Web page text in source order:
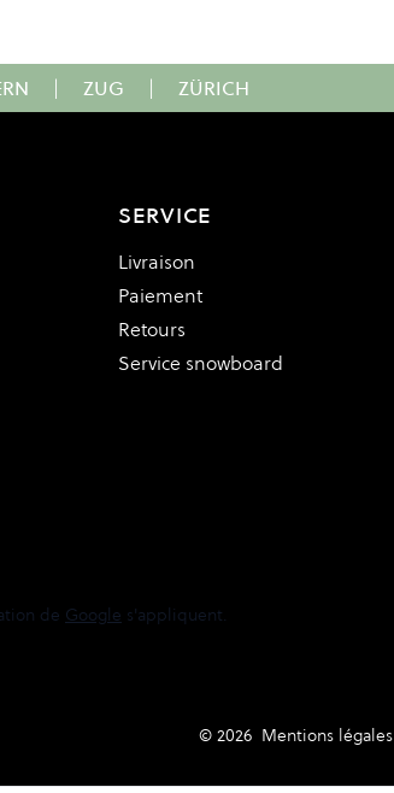
| ZUG | ZÜRICH
SERVICE
Livraison
Paiement
Retours
Service snowboard
de Google s'appliquent.
© 2026 Mentions légales